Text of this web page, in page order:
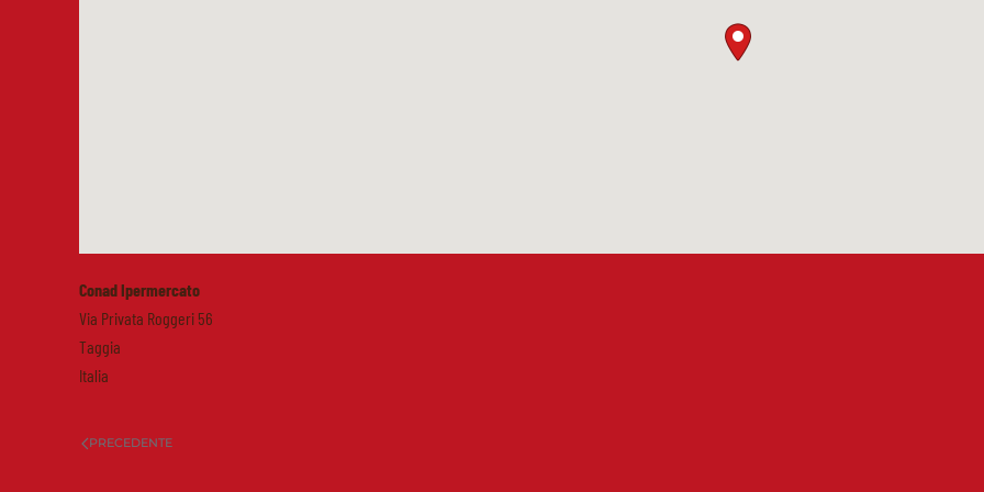
Conad Ipermercato
Via Privata Roggeri 56
Taggia
Italia
PRECEDENTE